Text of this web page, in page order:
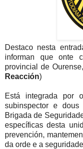
Destaco nesta
informan que onte
provincial de
Reacción)
Está integrada por
subinspector e
Brigada de
específicas desta
prevención,
da orde e a